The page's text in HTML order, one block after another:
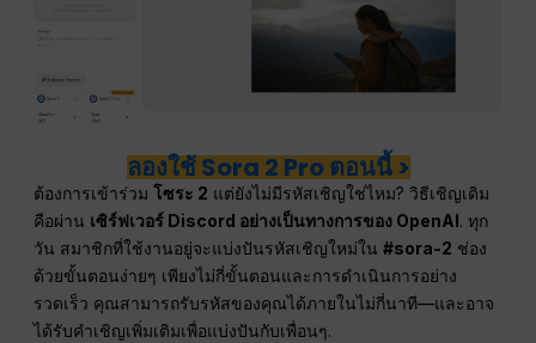
ลองใช้ Sora 2 Pro ตอนนี้ >
ต้องการเข้าร่วมโซระ 2 แต่ยังไม่มีรหัสเชิญใช่ไหม? วิธีเชิญเดิม
คือผ่าน เซิร์ฟเวอร์ Discord อย่างเป็นทางการของ OpenAI. ทุก
วัน สมาชิกที่ใช้งานอยู่จะแบ่งปันรหัสเชิญใหม่ใน#sora-2 ช่อง
ด้วยขั้นตอนง่ายๆ เพียงไม่กี่ขั้นตอนและการดำเนินการอย่าง
รวดเร็ว คุณสามารถรับรหัสของคุณได้ภายในไม่กี่นาที—และอาจ
ได้รับคำเชิญเพิ่มเติมเพื่อแบ่งปันกับเพื่อนๆ.